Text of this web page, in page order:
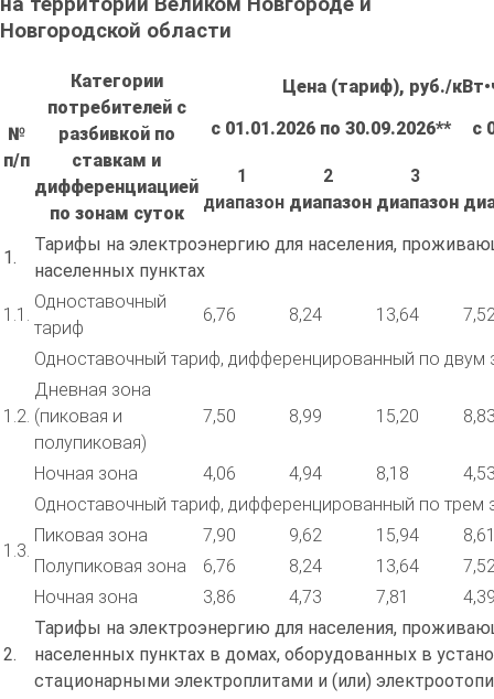
Новгородской области
№
п/п
Категории
потребителей с
разбивкой по
ставкам и
дифференциацией
по зонам суток
Цена (тариф), руб./
с 01.01.2026 по 30.09.2026** с
1
диапазон
2
диапазон
3
диапазон
1.
Тарифы на электроэнергию для населения,
населенных пунктах
1.1.
Одноставочный
тариф
6,76 8,24 13,64
1.2.
Одноставочный тариф, дифференцированный по двум
Дневная зона
(пиковая и
полупиковая)
7,50 8,99 15,20
Ночная зона 4,06 4,94 8,18
1.3.
Одноставочный тариф, дифференцированный по трем
Пиковая зона
7,90 9,62 15,94
Полупиковая зона
6,76 8,24 13,64
Ночная зона
3,86 4,73 7,81
2.
Тарифы на электроэнергию для населения,
населенных пунктах в домах, оборудованных в
стационарными электроплитами и (или)